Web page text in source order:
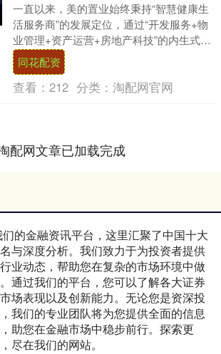
一直以来，美的置业始终秉持“智慧健康生
活服务商”的发展定位，通过“开发服务+物
业管理+资产运营+房地产科技”的内生式产
业链生态，持续构筑差异化竞争力。坚持
长期主....
同花配资
查看： 212 分类： 淘配网官网
配网文章已加载完成
的金融资讯平台，这里汇聚了中国十大
与深度分析。我们致力于为投资者提供
业动态，帮助您在复杂的市场环境中做
通过我们的平台，您可以了解各大证券
场表现以及创新能力。无论您是资深投
我们的专业团队将为您提供全面的信息
助您在金融市场中稳步前行。探索更
尽在我们的网站。